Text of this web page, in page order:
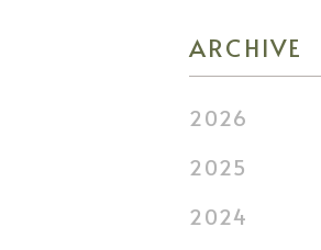
ARCHIVE
2026
2025
2024